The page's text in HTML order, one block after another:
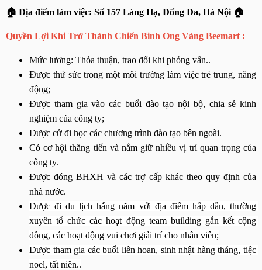
🏠 Địa điểm làm việc: Số 157 Láng Hạ, Đống Đa, Hà Nội 🏠
Quyền Lợi Khi Trở Thành Chiến Binh Ong Vàng Beemart :
Mức lương: Thỏa thuận, trao đổi khi phỏng vấn..
Được thử sức trong một môi trường làm việc trẻ trung, năng
động;
Được tham gia vào các buổi đào tạo nội bộ, chia sẻ kinh
nghiệm của công ty;
Được cử đi học các chương trình đào tạo bên ngoài.
Có cơ hội thăng tiến và nắm giữ nhiều vị trí quan trọng của
công ty.
Được đóng BHXH và các trợ cấp khác theo quy định của
nhà nước.
Được đi du lịch hằng năm với địa điểm hấp dẫn, thường
xuyên tổ chức các hoạt động team building gắn kết cộng
đồng, các hoạt động vui chơi giải trí cho nhân viên;
Được tham gia các buổi liên hoan, sinh nhật hàng tháng, tiệc
noel, tất niên..